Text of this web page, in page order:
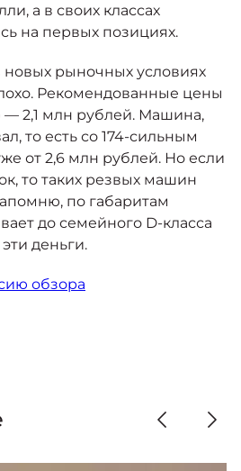
а в своих классах
на первых позициях.
рыночных условиях
Рекомендованные цены
2,1 млн рублей. Машина,
то есть со 174-сильным
от 2,6 млн рублей. Но если
то таких резвых машин
по габаритам
до семейного D-класса
деньги.
обзора